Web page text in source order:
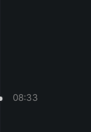
08:33